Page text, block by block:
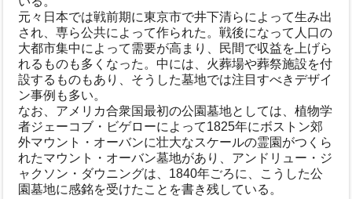
元々日本では戦前期に東京市で井下清らによって生み出
され、専ら公共によって作られた。戦後になって人口の
大都市集中によって需要が高まり、民間で収益を上げら
れるものも多くなった。中には、火葬場や葬祭施設を付
設するものもあり、そうした墓地では注目すべきデザイ
ン事例も多い。
なお、アメリカ合衆国最初の公園墓地としては、植物学
者ジェーコブ・ビゲローによって1825年にボストン郊
外マウント・オーバンに壮大なスケールの霊園がつくら
れたマウント・オーバン墓地があり、アンドリュー・ジ
ャクソン・ダウニングは、1840年ごろに、こうした公
園墓地に感銘を受けたことを書き残している。